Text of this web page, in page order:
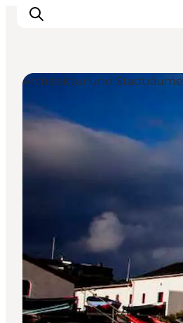
Urlaubsorte
Inspiration
Events
Unterkunft
Architektur und Stadträume